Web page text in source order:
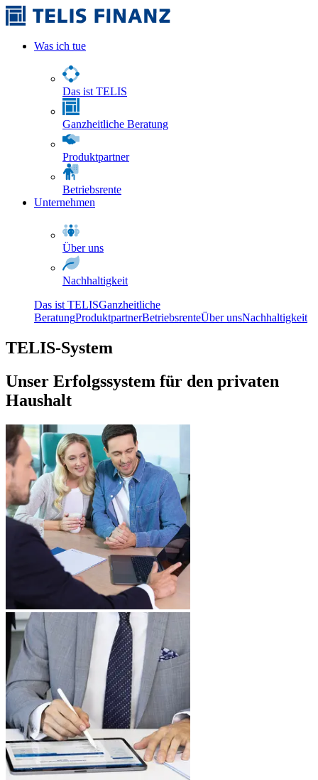
Was ich tue
Das ist TELIS
Ganzheitliche Beratung
Produktpartner
Betriebsrente
Unternehmen
Über uns
Nachhaltigkeit
Das ist TELISGanzheitliche
BeratungProduktpartnerBetriebsrenteÜber unsNachhaltigkeit
TELIS-System
Unser Erfolgssystem für den privaten
Haushalt